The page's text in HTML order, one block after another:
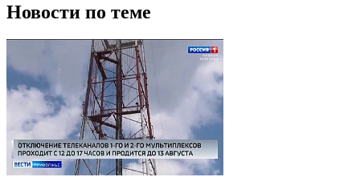
Новости по теме